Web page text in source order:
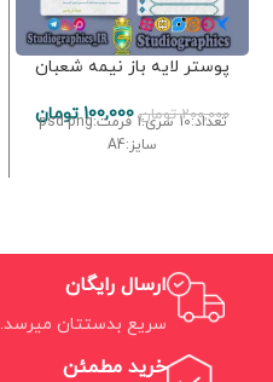
پوستر لایه باز نیمه شعبان
200,000 تومان 100,000 تومان
تعداد:10 سری:1 فرمت:psd-png
سایز:A4
ارسال رایگان
سریع بدستتان میرسد.
خرید مطمئن